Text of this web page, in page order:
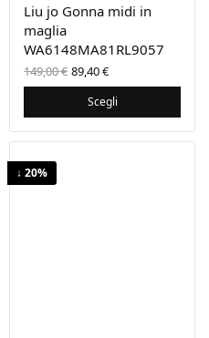
Liu jo Gonna midi in
maglia
WA6148MA81RL9057
149,00€ Il prezzo
originale
era:
149,00 €.
89,40€Il
prezzo
attuale
è:
89,40 €.
Scegli
↓ 20%